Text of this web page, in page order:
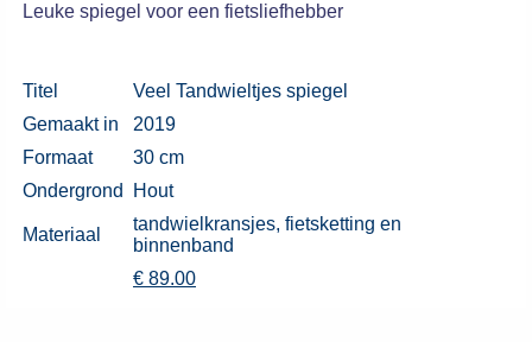
Leuke spiegel voor een fietsliefhebber
Titel
Veel Tandwieltjes spiegel
Gemaakt in
2019
Formaat
30 cm
Ondergrond
Hout
Materiaal
tandwielkransjes, fietsketting en
binnenband
€ 89.00